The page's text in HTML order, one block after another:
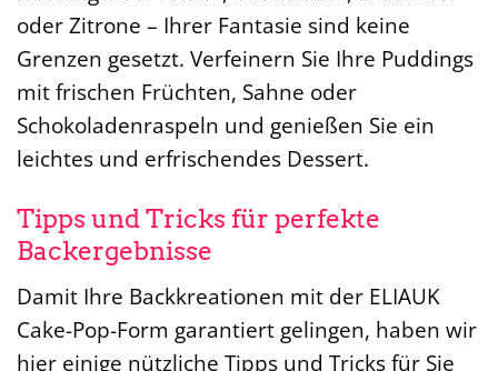
oder Zitrone – Ihrer Fantasie sind keine
Grenzen gesetzt. Verfeinern Sie Ihre Puddings
mit frischen Früchten, Sahne oder
Schokoladenraspeln und genießen Sie ein
leichtes und erfrischendes Dessert.
Tipps und Tricks für perfekte
Backergebnisse
Damit Ihre Backkreationen mit der ELIAUK
Cake-Pop-Form garantiert gelingen, haben wir
hier einige nützliche Tipps und Tricks für Sie